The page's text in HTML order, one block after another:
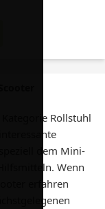
Rollstuhl
dem Mini-
Wenn
erfahren